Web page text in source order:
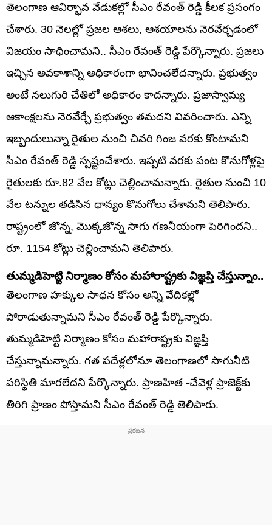
తెలంగాణ ఆవిర్భావ వేడుకల్లో సీఎం రేవంత్ రెడ్డి కీలక ప్రసంగం
చేశారు. 30 నెలల్లో ప్రజల ఆశలు, ఆశయాలను నెరవేర్చడంలో
విజయం సాధించామని.. సీఎం రేవంత్‌ రెడ్డి పేర్కొన్నారు. ప్రజలు
ఇచ్చిన అవకాశాన్ని అధికారంగా భావించలేదన్నారు. ప్రభుత్వం
అంటే నలుగురి చేతిలో అధికారం కాదన్నారు. ప్రజాస్వామ్య
ఆకాంక్షలను నెరవేర్చే ప్రభుత్వం తమదని వివరించారు. ఎన్ని
ఇబ్బందులున్నా రైతుల నుంచి చివరి గింజ వరకు కొంటామని
సీఎం రేవంత్‌ రెడ్డి స్పష్టంచేశారు. ఇప్పటి వరకు పంట కొనుగోళ్లపై
రైతులకు రూ.82 వేల కోట్లు చెల్లించామన్నారు. రైతుల నుంచి 10
వేల టన్నుల తడిసిన ధాన్యం కొనుగోలు చేశామని తెలిపారు.
రాష్ట్రంలో జొన్న, మొక్కజొన్న సాగు గణనీయంగా పెరిగిందని..
రూ. 1154 కోట్లు చెల్లించామని తెలిపారు.
తుమ్మడిహెట్టి నిర్మాణం కోసం మహారాష్ట్రకు విజ్ఞప్తి చేస్తున్నాం..
తెలంగాణ హక్కుల సాధన కోసం అన్ని వేదికల్లో
పోరాడుతున్నామని సీఎం రేవంత్ రెడ్డి పేర్కొన్నారు.
తుమ్మడిహెట్టి నిర్మాణం కోసం మహారాష్ట్రకు విజ్ఞప్తి
చేస్తున్నామన్నారు. గత పదేళ్లలోనూ తెలంగాణలో సాగునీటి
పరిస్థితి మారలేదని పేర్కొన్నారు. ప్రాణహిత -చేవెళ్ల ప్రాజెక్ట్‌కు
తిరిగి ప్రాణం పోస్తామని సీఎం రేవంత్ రెడ్డి తెలిపారు.